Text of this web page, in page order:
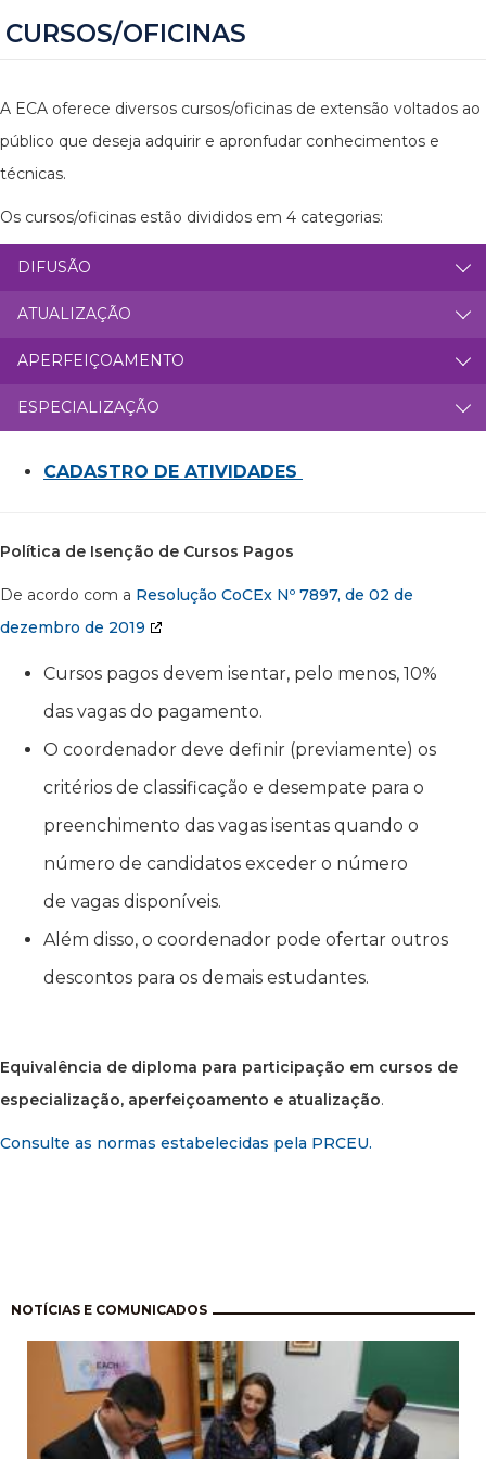
CURSOS/OFICINAS
A ECA oferece diversos cursos/oficinas de extensão voltados ao
público que deseja adquirir e apronfudar conhecimentos e
técnicas.
Os cursos/oficinas estão divididos em 4 categorias:
DIFUSÃO
ATUALIZAÇÃO
APERFEIÇOAMENTO
ESPECIALIZAÇÃO
CADASTRO DE ATIVIDADES
Política de Isenção de Cursos Pagos
De acordo com a Resolução CoCEx Nº 7897, de 02 de
dezembro de 2019
Cursos pagos devem isentar, pelo menos, 10%
das vagas do pagamento.
O coordenador deve definir (previamente) os
critérios de classificação e desempate para o
preenchimento das vagas isentas quando o
número de candidatos exceder o número
de vagas disponíveis.
Além disso, o coordenador pode ofertar outros
descontos para os demais estudantes.
Equivalência de diploma para participação em cursos de
especialização, aperfeiçoamento e atualização.
Consulte as normas estabelecidas pela PRCEU.
NOTÍCIAS E COMUNICADOS
Pagination